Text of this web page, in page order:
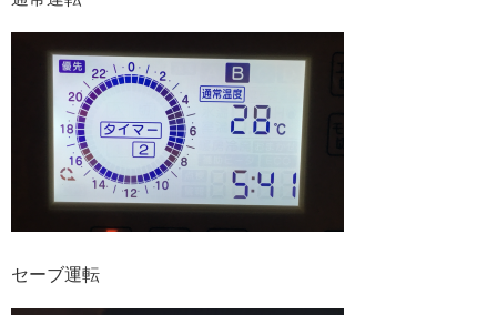
セーブ運転